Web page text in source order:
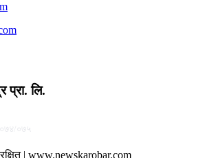
प्रा. लि.
०७५
| www.newskarobar.com